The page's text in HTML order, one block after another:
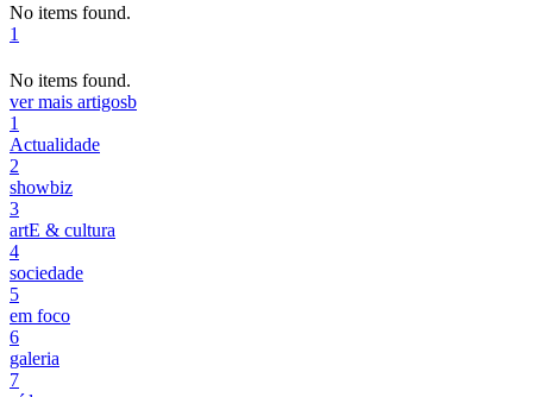
No items found.
1
No items found.
ver mais artigosb
1
Actualidade
2
showbiz
3
artE & cultura
4
sociedade
5
em foco
6
galeria
7